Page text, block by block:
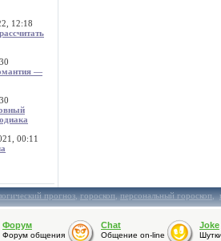
12:18
—
00:11
прогноз,гороскоп,персональный гороскоп,
Форум
Форум общения
Chat
Общение on-line
Joke